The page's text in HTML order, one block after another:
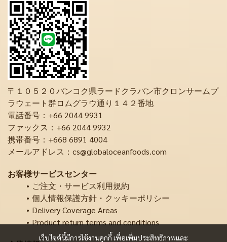
เว็บไซต์นี้มีการใช้งานคุกกี้ เพื่อเพิ่มประสิทธิภาพและ
〒１０５２０バンコク県ラードクラバン市クロンサームプ
ラウェート群ロムグラウ通り１４２番地
電話番号：+66 2044 9931
ファックス：+66 2044 9932
携帯番号：+668 6891 4004
メールアドレス：cs@globaloceanfoods.com
お客様サービスセンター
ご注文・サービス利用規約
個人情報保護方針・クッキーポリシー
Delivery Coverage Areas
Product return terms and conditions